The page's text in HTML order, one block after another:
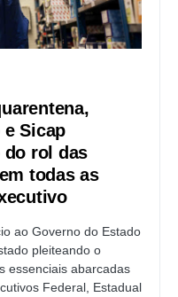
e Sicap
do rol das
todas as
ao Governo do Estado
pleiteando o
essenciais abarcadas
Federal, Estadual